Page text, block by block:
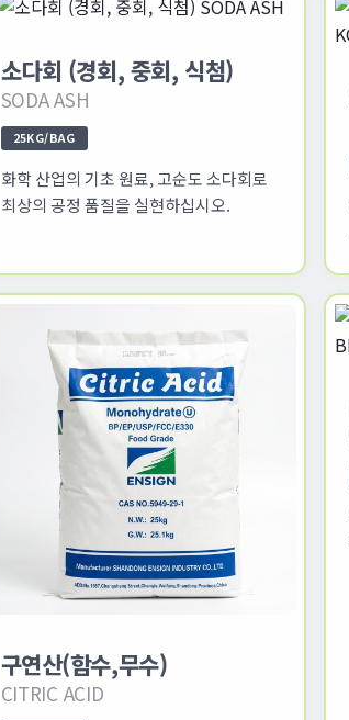
소다회 (경회, 중회, 식첨)
SODA ASH
25KG/BAG
화학 산업의 기초 원료, 고순도 소다회로
최상의 공정 품질을 실현하십시오.
구연산(함수,무수)
CITRIC ACID